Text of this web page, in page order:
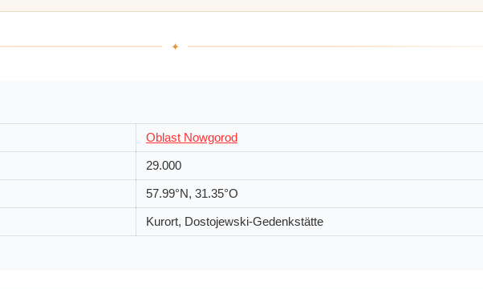
Oblast Nowgorod
29.000
57.99°N, 31.35°O
Kurort, Dostojewski-Gedenkstätte